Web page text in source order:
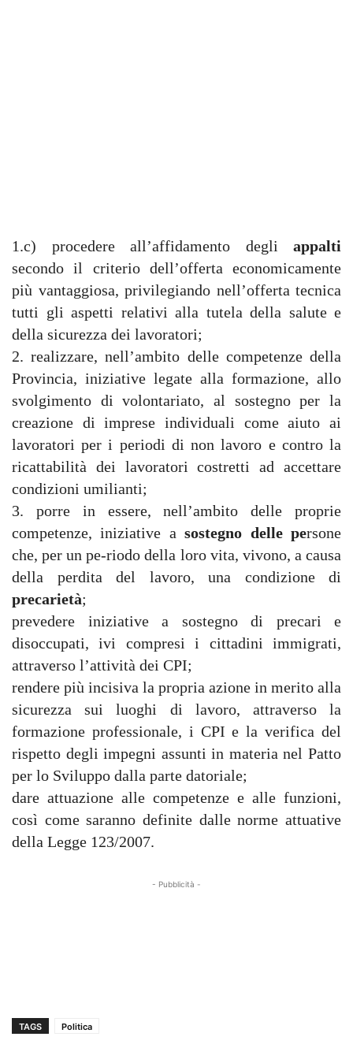
1.c) procedere all’affidamento degli appalti
secondo il criterio dell’offerta economicamente
più vantaggiosa, privilegiando nell’offerta tecnica
tutti gli aspetti relativi alla tutela della salute e
della sicurezza dei lavoratori;
2. realizzare, nell’ambito delle competenze della
Provincia, iniziative legate alla formazione, allo
svolgimento di volontariato, al sostegno per la
creazione di imprese individuali come aiuto ai
lavoratori per i periodi di non lavoro e contro la
ricattabilità dei lavoratori costretti ad accettare
condizioni umilianti;
3. porre in essere, nell’ambito delle proprie
competenze, iniziative asostegno delle persone
che, per un pe-riodo della loro vita, vivono, a causa
della perdita del lavoro, una condizione di
precarietà;
prevedere iniziative a sostegno di precari e
disoccupati, ivi compresi i cittadini immigrati,
attraverso l’attività dei CPI;
rendere più incisiva la propria azione in merito alla
sicurezza sui luoghi di lavoro, attraverso la
formazione professionale, i CPI e la verifica del
rispetto degli impegni assunti in materia nel Patto
per lo Sviluppo dalla parte datoriale;
dare attuazione alle competenze e alle funzioni,
così come saranno definite dalle norme attuative
della Legge 123/2007.
- Pubblicità -
TAGS Politica